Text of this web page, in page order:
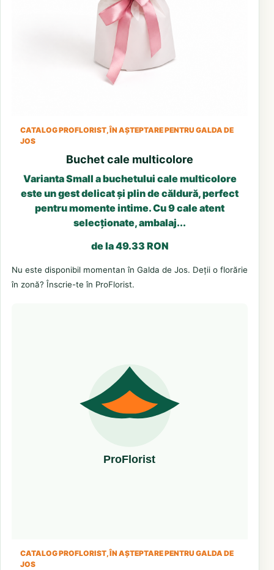
CATALOG PROFLORIST, ÎN AȘTEPTARE PENTRU GALDA DE
JOS
Buchet cale multicolore
Varianta Small a buchetului cale multicolore
este un gest delicat și plin de căldură, perfect
pentru momente intime. Cu 9 cale atent
selecționate, ambalaj...
de la 49.33 RON
Nu este disponibil momentan în Galda de Jos. Deții o florărie
în zonă? Înscrie-te în ProFlorist.
CATALOG PROFLORIST, ÎN AȘTEPTARE PENTRU GALDA DE
JOS